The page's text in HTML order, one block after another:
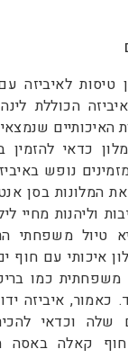
טיסות לאיביזה
הכוללת
האיכותיים
כדאי
נופש
המלונות בסן
וליהנות מחיי
טיול משפחתי
איכותי עם חוף
כמו
כאמור, איביזה
שלה וכדאי
חוף קאלה באסה